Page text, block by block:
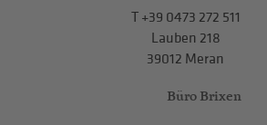
T+39 0473 272 511
Lauben 218
39012 Meran
Büro Brixen